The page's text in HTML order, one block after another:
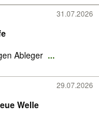
31.07.2026
Ableger ...
29.07.2026
Welle